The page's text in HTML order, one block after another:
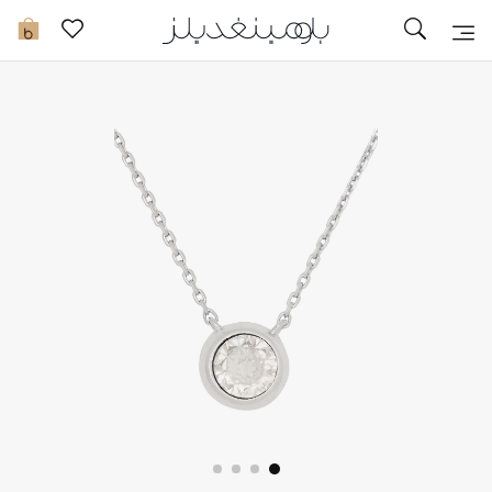
0 تخفيضات
جديد في الخصومات
مزيد من التخفيضات